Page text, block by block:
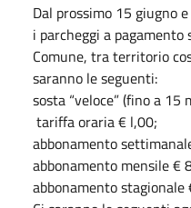
Dal prossimo 15 giugno
i parcheggi a
Comune, tra territorio
saranno le seguenti:
sosta “veloce” (fino a 15
tariffa oraria € l,00;
abbonamento
abbonamento mensile €
abbonamento stagionale